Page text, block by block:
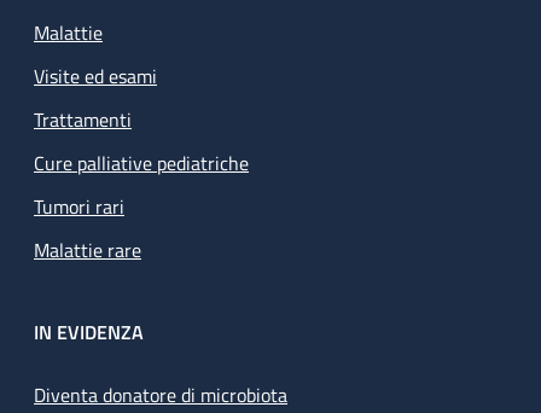
Malattie
Visite ed esami
Trattamenti
Cure palliative pediatriche
Tumori rari
Malattie rare
IN EVIDENZA
Diventa donatore di microbiota